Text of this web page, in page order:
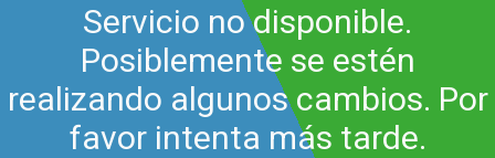
Servicio no disponible.
Posiblemente se estén
realizando algunos cambios. Por
favor intenta más tarde.